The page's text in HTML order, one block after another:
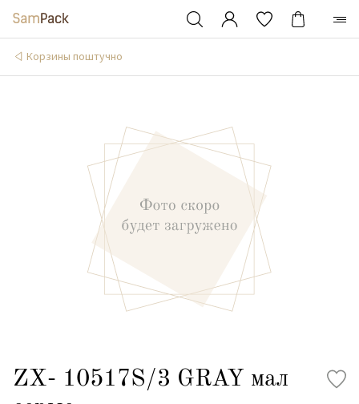
Корзины поштучно
ZX- 10517S/3 GRAY мал